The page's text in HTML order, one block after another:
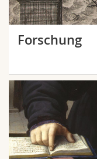
Forschung